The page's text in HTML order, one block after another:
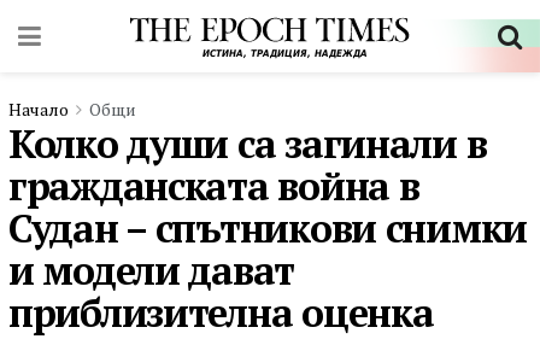
Начало Общи
Колко души са загинали в
гражданската война в
Судан – спътникови снимки
и модели дават
приблизителна оценка